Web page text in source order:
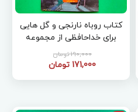
کتاب روباه نارنجی و گل هایی
برای خداحافظی از مجموعه
انجمن مخفی حیوانات 9
190,000 تومان
171,000 تومان